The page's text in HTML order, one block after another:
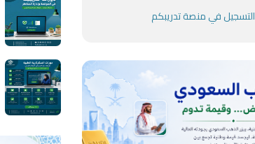
التسجيل في منصة تدريبكم